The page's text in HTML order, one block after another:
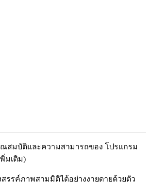
(คุณสมบัติและความสามารถของ โปรแกรม
พิ่มเติม)
รรค์ภาพสามมิติได้อย่างงายดายด้วยตัว